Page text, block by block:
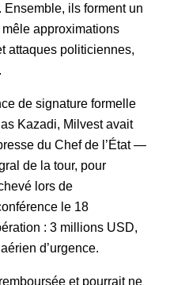
ils forment un
approximations
attaques politiciennes,
de signature formelle
Kazadi, Milvest avait
du Chef de l’État —
de la tour, pour
lors de
le 18
: 3 millions USD,
d’urgence.
et pourrait ne